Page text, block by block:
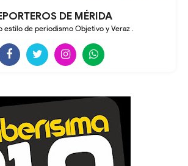
DE MÉRIDA
estilo de periodismo Objetivo y Veraz .